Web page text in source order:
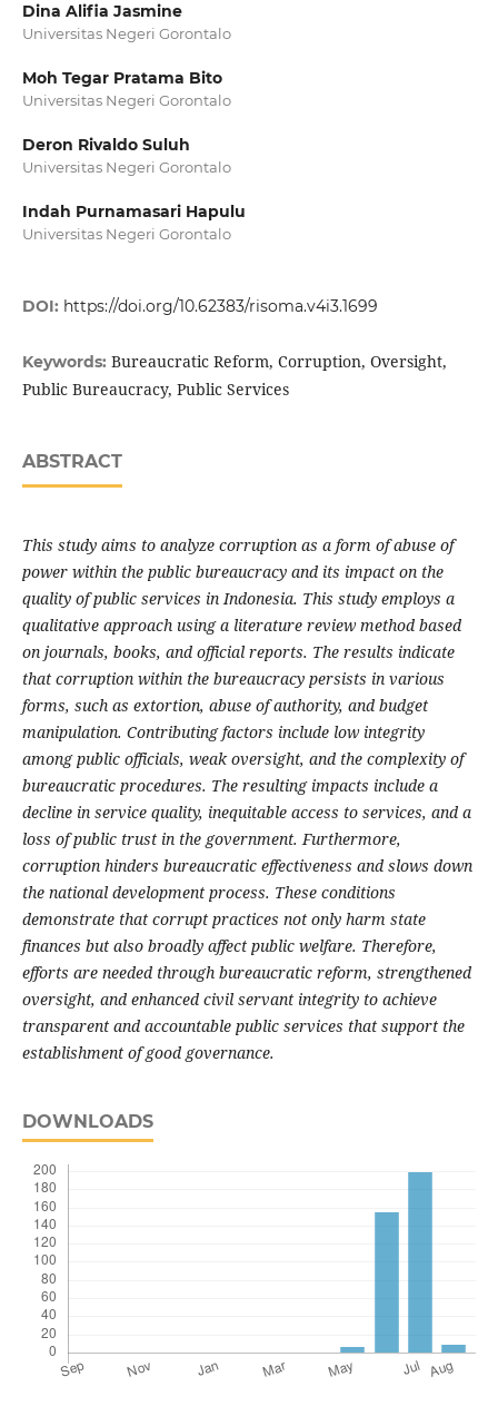
Dina Alifia Jasmine
Universitas Negeri Gorontalo
Moh Tegar Pratama Bito
Universitas Negeri Gorontalo
Deron Rivaldo Suluh
Universitas Negeri Gorontalo
Indah Purnamasari Hapulu
Universitas Negeri Gorontalo
DOI: https://doi.org/10.62383/risoma.v4i3.1699
Keywords: Bureaucratic Reform, Corruption, Oversight,
Public Bureaucracy, Public Services
ABSTRACT
This study aims to analyze corruption as a form of abuse of
power within the public bureaucracy and its impact on the
quality of public services in Indonesia. This study employs a
qualitative approach using a literature review method based
on journals, books, and official reports. The results indicate
that corruption within the bureaucracy persists in various
forms, such as extortion, abuse of authority, and budget
manipulation. Contributing factors include low integrity
among public officials, weak oversight, and the complexity of
bureaucratic procedures. The resulting impacts include a
decline in service quality, inequitable access to services, and a
loss of public trust in the government. Furthermore,
corruption hinders bureaucratic effectiveness and slows down
the national development process. These conditions
demonstrate that corrupt practices not only harm state
finances but also broadly affect public welfare. Therefore,
efforts are needed through bureaucratic reform, strengthened
oversight, and enhanced civil servant integrity to achieve
transparent and accountable public services that support the
establishment of good governance.
DOWNLOADS